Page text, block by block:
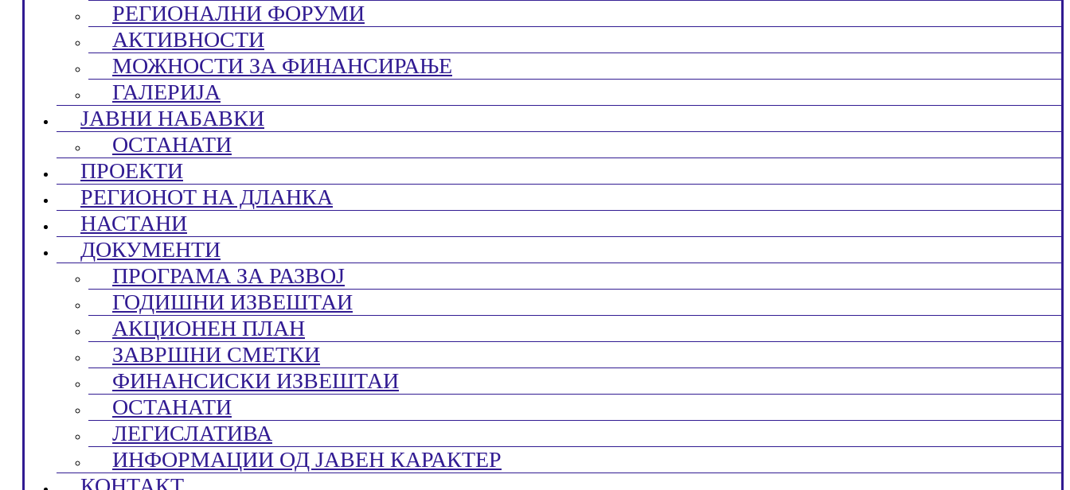
РЕГИОНАЛНИ ФОРУМИ
АКТИВНОСТИ
МОЖНОСТИ ЗА ФИНАНСИРАЊЕ
ГАЛЕРИЈА
ЈАВНИ НАБАВКИ
ОСТАНАТИ
ПРОЕКТИ
РЕГИОНОТ НА ДЛАНКА
НАСТАНИ
ДОКУМЕНТИ
ПРОГРАМА ЗА РАЗВОЈ
ГОДИШНИ ИЗВЕШТАИ
АКЦИОНЕН ПЛАН
ЗАВРШНИ СМЕТКИ
ФИНАНСИСКИ ИЗВЕШТАИ
ОСТАНАТИ
ЛЕГИСЛАТИВА
ИНФОРМАЦИИ ОД ЈАВЕН КАРАКТЕР